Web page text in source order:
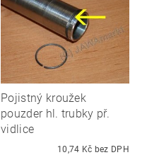
Pojistný kroužek
pouzder hl. trubky př.
vidlice
10,74 Kč bez DPH